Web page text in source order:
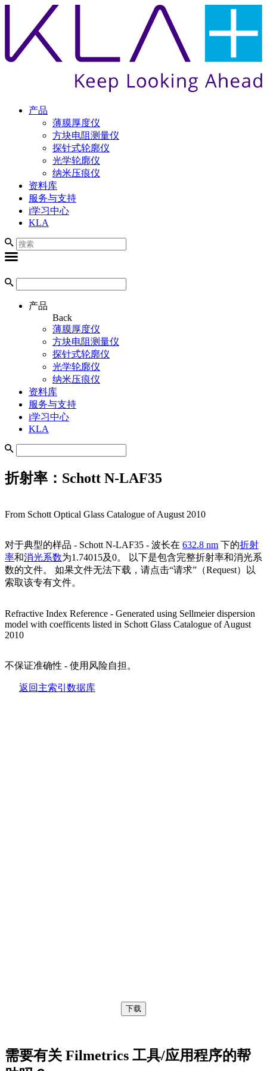
产品
薄膜厚度仪
方块电阻测量仪
探针式轮廓仪
光学轮廓仪
纳米压痕仪
资料库
服务与支持
i学习中心
KLA
产品
Back
薄膜厚度仪
方块电阻测量仪
探针式轮廓仪
光学轮廓仪
纳米压痕仪
资料库
服务与支持
i学习中心
KLA
折射率：Schott N-LAF35
From Schott Optical Glass Catalogue of August 2010
对于典型的样品 - Schott N-LAF35 - 波长在 632.8 nm 下的折射
率和消光系数为1.74015及0。 以下是包含完整折射率和消光系
数的文件。 如果文件无法下载，请点击“请求”（Request）以
索取该专有文件。
Refractive Index Reference - Generated using Sellmeier dispersion
model with coefficents listed in Schott Glass Catalogue of August
2010
不保证准确性 - 使用风险自担。
返回主索引数据库
下载
需要有关 Filmetrics 工具/应用程序的帮